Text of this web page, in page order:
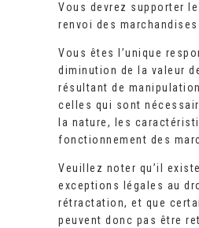
Vous devrez supporter
renvoi des marchandises.
Vous êtes l’unique
diminution de la valeur
résultant de
celles qui sont
la nature, les
fonctionnement des
Veuillez noter qu’il
exceptions légales au
rétractation, et que
peuvent donc pas être